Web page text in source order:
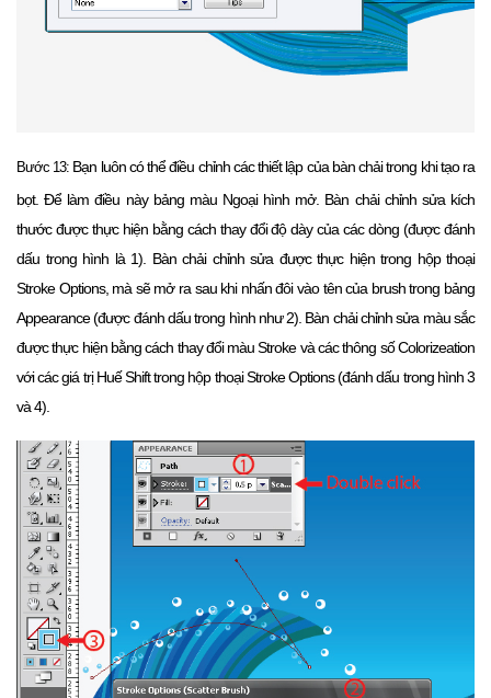
Bước 13: Bạn luôn có thể điều chỉnh các thiết lập của bàn chải trong khi tạo ra
bọt.Để làm điều này bảng màu Ngoại hình mở. Bàn chải chỉnh sửa kích
thước được thực hiện bằng cách thay đổi độ dày của các dòng (được đánh
dấu trong hình là 1). Bàn chải chỉnh sửa được thực hiện trong hộp thoại
Stroke Options, mà sẽ mở ra sau khi nhấn đôi vào tên của brush trong bảng
Appearance (được đánh dấu trong hình như 2). Bàn chải chỉnh sửa màu sắc
được thực hiện bằng cách thay đổi màu Stroke và các thông số Colorizeation
với các giá trị Huế Shift trong hộp thoại Stroke Options (đánh dấu trong hình 3
và 4).